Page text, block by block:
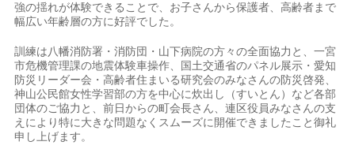
強の揺れが体験できることで、お子さんから保護者、高齢者まで
幅広い年齢層の方に好評でした。
訓練は八幡消防署・消防団・山下病院の方々の全面協力と、一宮
市危機管理課の地震体験車操作、国土交通省のパネル展示・愛知
防災リーダー会・高齢者住まいる研究会のみなさんの防災啓発、
神山公民館女性学習部の方を中心に炊出し（すいとん）など各部
団体のご協力と、前日からの町会長さん、連区役員みなさんの支
えにより特に大きな問題なくスムーズに開催できましたこと御礼
申し上げます。